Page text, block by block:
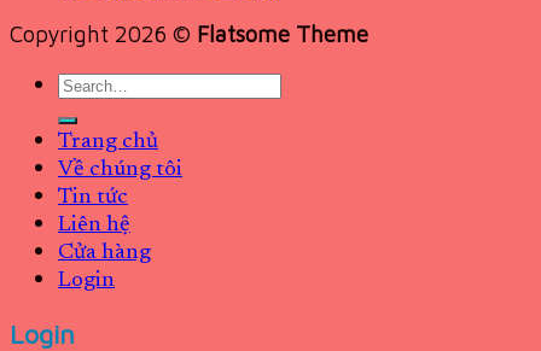
Copyright 2026 © Flatsome Theme
Search
Trang chủ
Về chúng tôi
Tin tức
Liên hệ
Cửa hàng
Login
Login